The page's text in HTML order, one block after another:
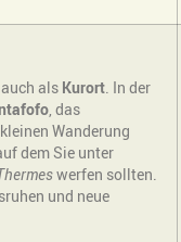
als Kurort. In der
, das
Wanderung
dem Sie unter
werfen sollten.
und neue